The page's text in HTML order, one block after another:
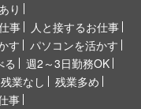
り
事
人と接するお仕事
す
パソコンを活かす
る
週2～3日勤務OK
残業なし
残業多め
事